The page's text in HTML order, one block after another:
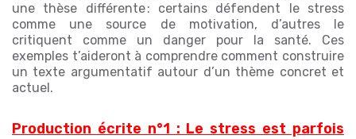
une thèse différente : certains défendent le stress
comme une source de motivation, d’autres le
critiquent comme un danger pour la santé. Ces
exemples t’aideront à comprendre comment construire
un texte argumentatif autour d’un thème concret et
actuel.
Production écrite n°1 : Le stress est parfois